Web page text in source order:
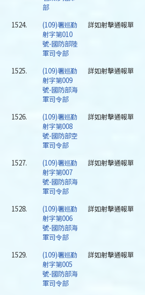
部
1524.
(109)署巡勤
射字第010
號-國防部陸
軍司令部
詳如射擊通報單
1525.
(109)署巡勤
射字第009
號-國防部海
軍司令部
詳如射擊通報單
1526.
(109)署巡勤
射字第008
號-國防部空
軍司令部
詳如射擊通報單
1527.
(109)署巡勤
射字第007
號-國防部海
軍司令部
詳如射擊通報單
1528.
(109)署巡勤
射字第006
號-國防部海
軍司令部
詳如射擊通報單
1529.
(109)署巡勤
射字第005
號-國防部海
軍司令部
詳如射擊通報單